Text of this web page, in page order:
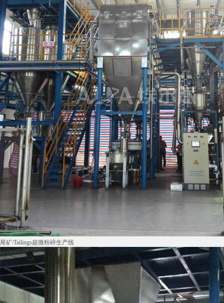
尾矿/Tailings超微粉碎生产线